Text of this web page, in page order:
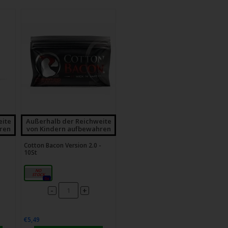
Außerhalb der Reichweite
von Kindern aufbewahren
Cotton Bacon Version 2.0 -
10St
10 g
0x
- +
€5,49